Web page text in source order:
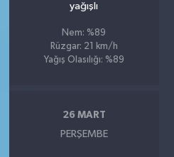
yağışlı
Nem: %89
Rüzgar: 21 km/h
Yağış Olasılığı: %89
26 MART
PERŞEMBE